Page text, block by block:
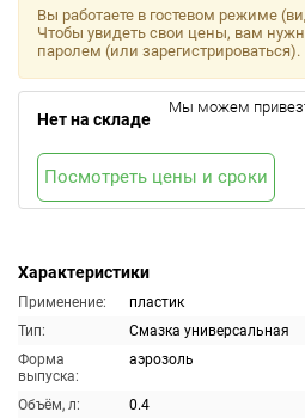
Характеристики
Применение:
пластик
Тип:
Смазка универсальная
Форма
выпуска:
аэрозоль
Объём, л:
0.4
Вы работаете в гостевом режиме
Чтобы увидеть свои цены, вам
паролем (или зарегистрироваться).
Нет на складе
Мы можем
Посмотреть цены и сроки